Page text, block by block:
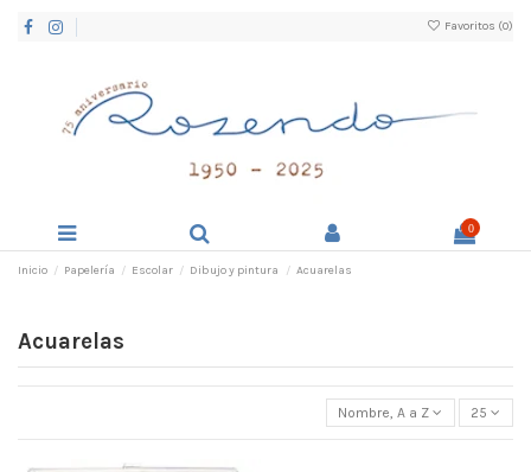
Favoritos (0)
0
Inicio Papelería Escolar Dibujo y pintura Acuarelas
Acuarelas
Nombre, A a Z 25